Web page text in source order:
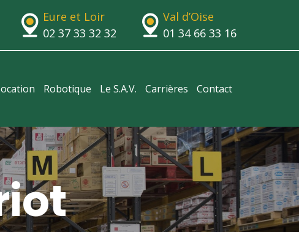
Eure et Loir
02 37 33 32 32
Val d’Oise
01 34 66 33 16
Robotique Le S.A.V. Carrières Contact